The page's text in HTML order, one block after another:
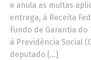
e anula as multas
entrega, à Receita
Fundo de Garantia
à Previdência Social
deputado […]